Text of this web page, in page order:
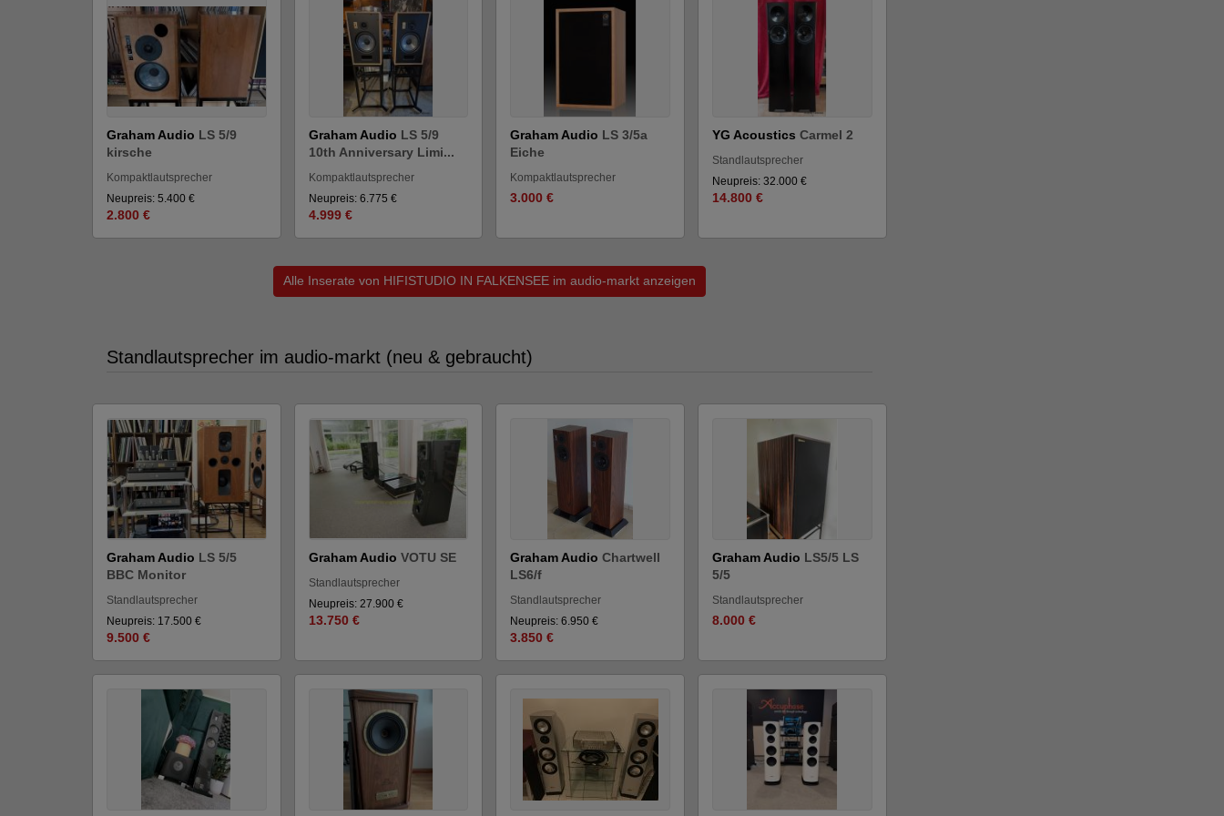
Graham Audio LS 5/9
kirsche
Kompaktlautsprecher
Neupreis: 5.400 €
2.800 €
Graham Audio LS 5/9
10th Anniversary Limi...
Kompaktlautsprecher
Neupreis: 6.775 €
4.999 €
Graham Audio LS 3/5a
Eiche
Kompaktlautsprecher
3.000 €
YG AcousticsCarmel 2
Standlautsprecher
Neupreis: 32.000 €
14.800 €
Alle Inserate von HIFISTUDIO IN FALKENSEE im audio-markt anzeigen
Standlautsprecher im audio-markt (neu & gebraucht)
Graham Audio LS 5/5
BBC Monitor
Standlautsprecher
Neupreis: 17.500 €
9.500 €
Graham Audio VOTU SE
Standlautsprecher
Neupreis: 27.900 €
13.750 €
Graham AudioChartwell
LS6/f
Standlautsprecher
Neupreis: 6.950 €
3.850 €
Graham Audio LS5/5 LS
5/5
Standlautsprecher
8.000 €